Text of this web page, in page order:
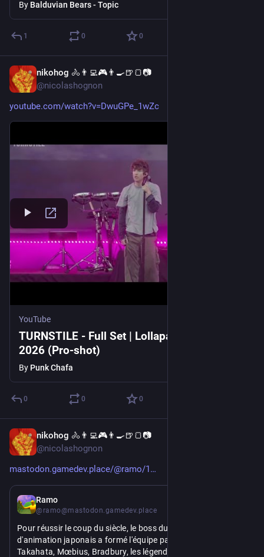
By Balduvian Bears - Topic
1 0 0
nikohog 🚴👨‍💻🎮👨‍🍳🍺🍞📷
@nicolashognon
youtube.com/watch?v=DwuGPe_1wZc
YouTube
TURNSTILE - Full Set | Lollapalooza Chicago
2026 (Pro-shot)
By Punk Chafa
0 0 0
nikohog 🚴👨‍💻🎮👨‍🍳🍺🍞📷
@nicolashognon
mastodon.gamedev.place/@ramo/1
Ramo
@ramo@mastodon.gamedev.place
Pour réussir le coup du siècle, le boss du plus gros studio
d'animation japonais a formé l'équipe parfaite: Miyazaki,
Takahata, Mœbius, Bradbury, les légendes de Disney, l'avenir